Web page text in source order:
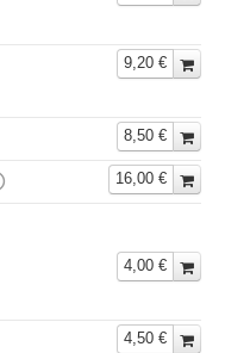
9,20 €
8,50 €
16,00 €
4,00 €
4,50 €